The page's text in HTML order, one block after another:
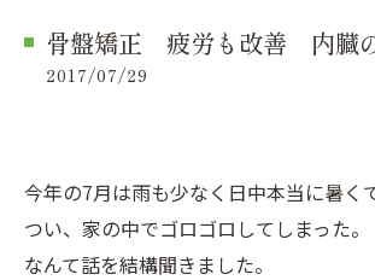
骨盤矯正 疲労も改善 内臓
2017/07/29
今年の7月は雨も少なく日中本当に暑く
つい、家の中でゴロゴロしてしまった。
なんて話を結構聞きました。